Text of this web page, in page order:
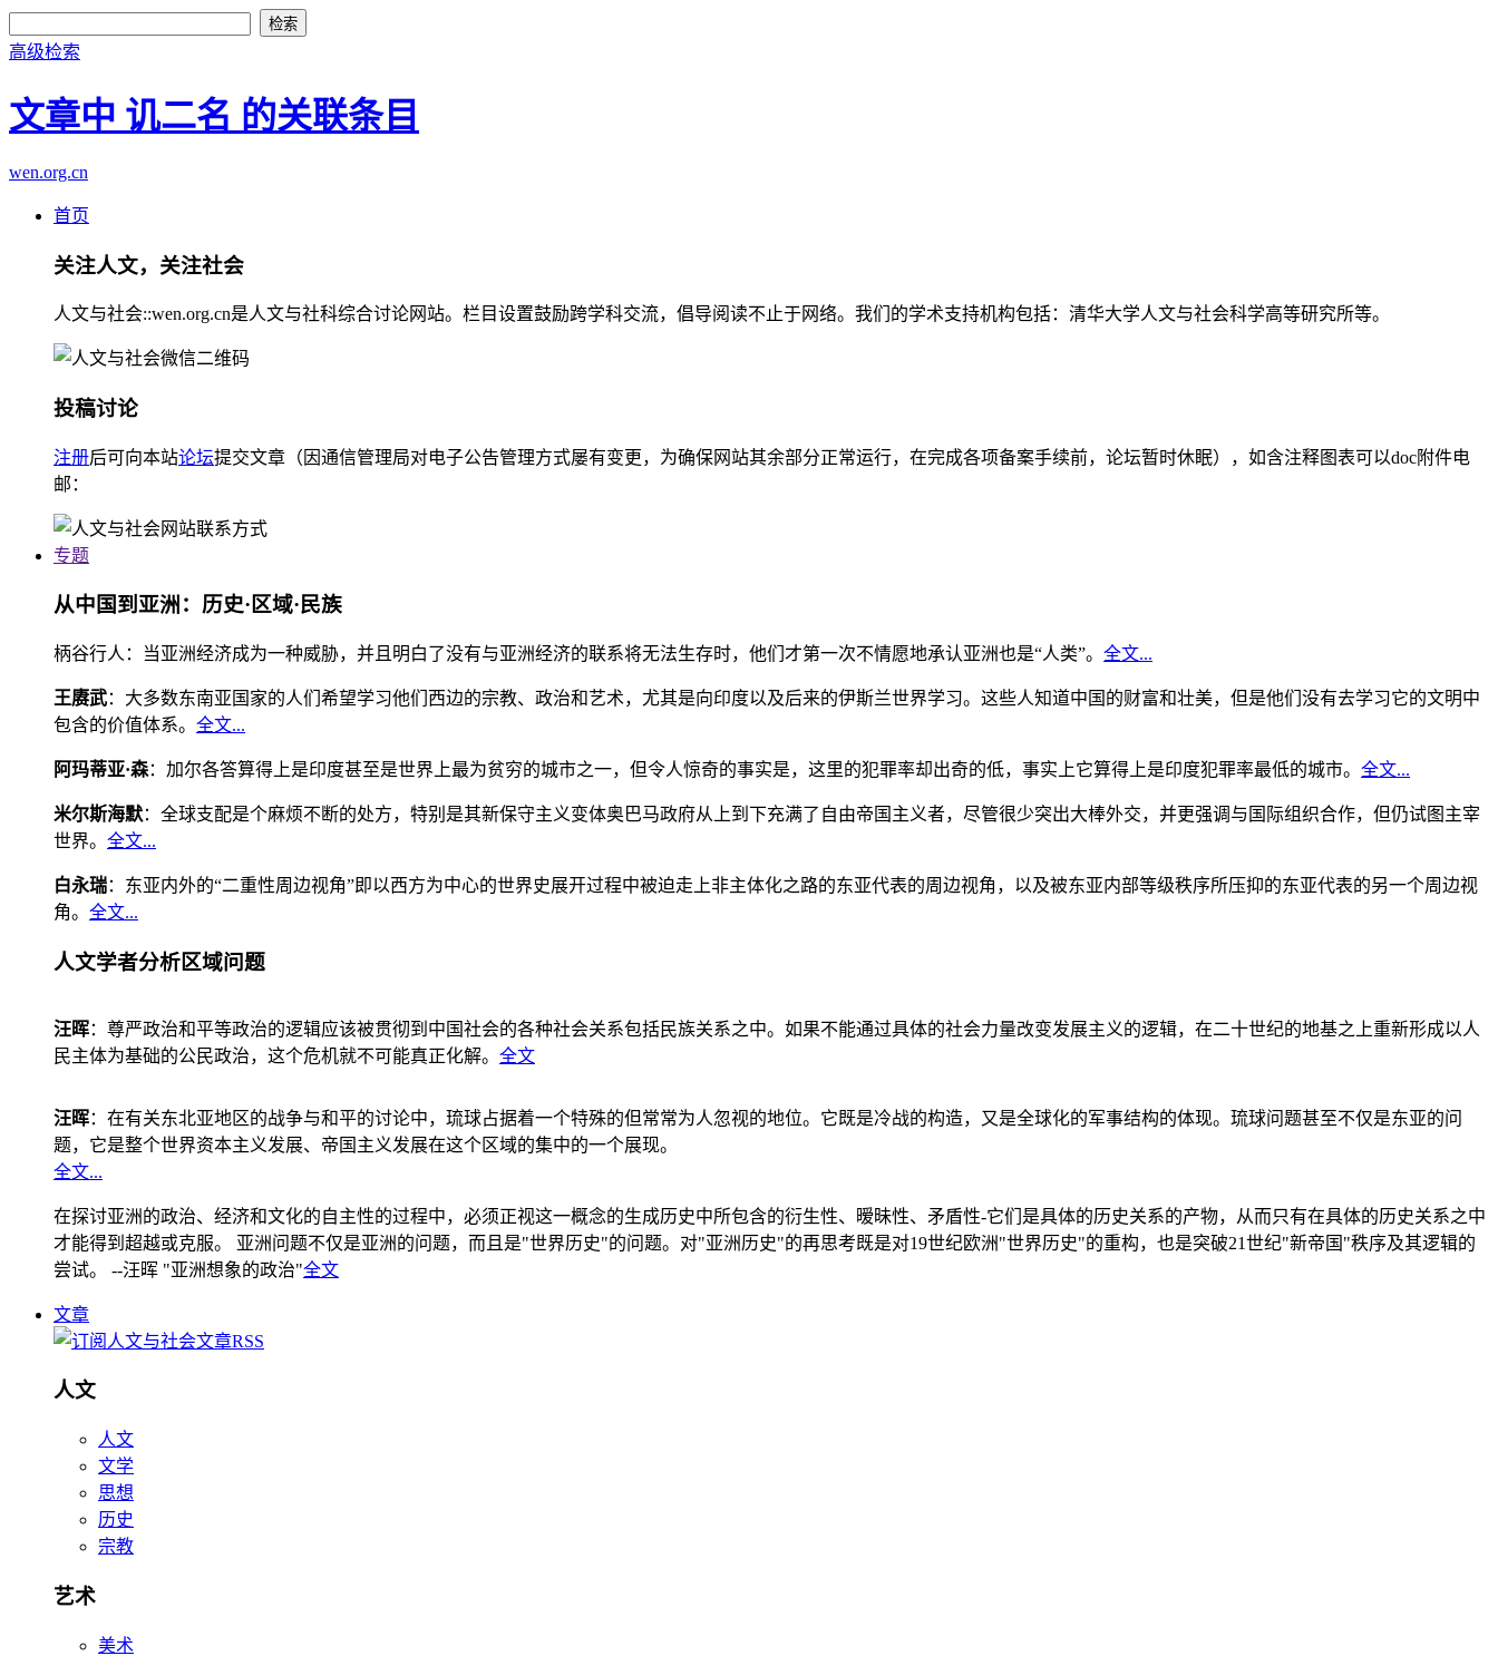
高级检索
文章中 讥二名 的关联条目
wen.org.cn
首页
关注人文，关注社会
人文与社会::wen.org.cn是人文与社科综合讨论网站。栏目设置鼓励跨学科交流，倡导阅读不止于网络。我们的学术支持机构包括：清华大学人文与社会科学高等研究所等。
投稿讨论
注册后可向本站论坛提交文章（因通信管理局对电子公告管理方式屡有变更，为确保网站其余部分正常运行，在完成各项备案手续前，论坛暂时休眠），如含注释图表可以doc附件电
邮：
专题
从中国到亚洲：历史·区域·民族
柄谷行人：当亚洲经济成为一种威胁，并且明白了没有与亚洲经济的联系将无法生存时，他们才第一次不情愿地承认亚洲也是“人类”。 全文...
王赓武：大多数东南亚国家的人们希望学习他们西边的宗教、政治和艺术，尤其是向印度以及后来的伊斯兰世界学习。这些人知道中国的财富和壮美，但是他们没有去学习它的文明中
包含的价值体系。 全文...
阿玛蒂亚·森：加尔各答算得上是印度甚至是世界上最为贫穷的城市之一，但令人惊奇的事实是，这里的犯罪率却出奇的低，事实上它算得上是印度犯罪率最低的城市。 全文...
米尔斯海默：全球支配是个麻烦不断的处方，特别是其新保守主义变体奥巴马政府从上到下充满了自由帝国主义者，尽管很少突出大棒外交，并更强调与国际组织合作，但仍试图主宰
世界。 全文...
白永瑞：东亚内外的“二重性周边视角”即以西方为中心的世界史展开过程中被迫走上非主体化之路的东亚代表的周边视角，以及被东亚内部等级秩序所压抑的东亚代表的另一个周边视
角。 全文...
人文学者分析区域问题
汪晖：尊严政治和平等政治的逻辑应该被贯彻到中国社会的各种社会关系包括民族关系之中。如果不能通过具体的社会力量改变发展主义的逻辑，在二十世纪的地基之上重新形成以人
民主体为基础的公民政治，这个危机就不可能真正化解。 全文
汪晖：在有关东北亚地区的战争与和平的讨论中，琉球占据着一个特殊的但常常为人忽视的地位。它既是冷战的构造，又是全球化的军事结构的体现。琉球问题甚至不仅是东亚的问
题，它是整个世界资本主义发展、帝国主义发展在这个区域的集中的一个展现。
全文...
在探讨亚洲的政治、经济和文化的自主性的过程中，必须正视这一概念的生成历史中所包含的衍生性、暧昧性、矛盾性-它们是具体的历史关系的产物，从而只有在具体的历史关系之中
才能得到超越或克服。 亚洲问题不仅是亚洲的问题，而且是"世界历史"的问题。对"亚洲历史"的再思考既是对19世纪欧洲"世界历史"的重构，也是突破21世纪"新帝国"秩序及其逻辑的
尝试。 --汪晖 "亚洲想象的政治"全文
文章
人文
人文
文学
思想
历史
宗教
艺术
美术